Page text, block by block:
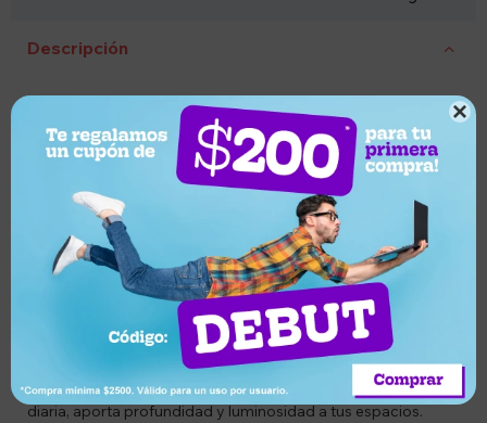

Descripción
ZGM-05560X165
El Espejo de Cuerpo Entero Simple Deluxe es el
complemento perfecto para modernizar cualquier
habitación. Con su diseño rectangular de líneas limpias y un
tamaño ideal de 160 cm de altura, ofrece una visualización
completa y clara de la figura. Su versatilidad es su mayor
fortaleza, ya que puede utilizarse apoyado en su propio
soporte, colgado en la pared o simplemente recostado,
adaptándose al estilo de tu dormitorio, vestidor o recibidor.
Es una pieza funcional que además de ayudar en tu rutina
diaria, aporta profundidad y luminosidad a tus espacios.